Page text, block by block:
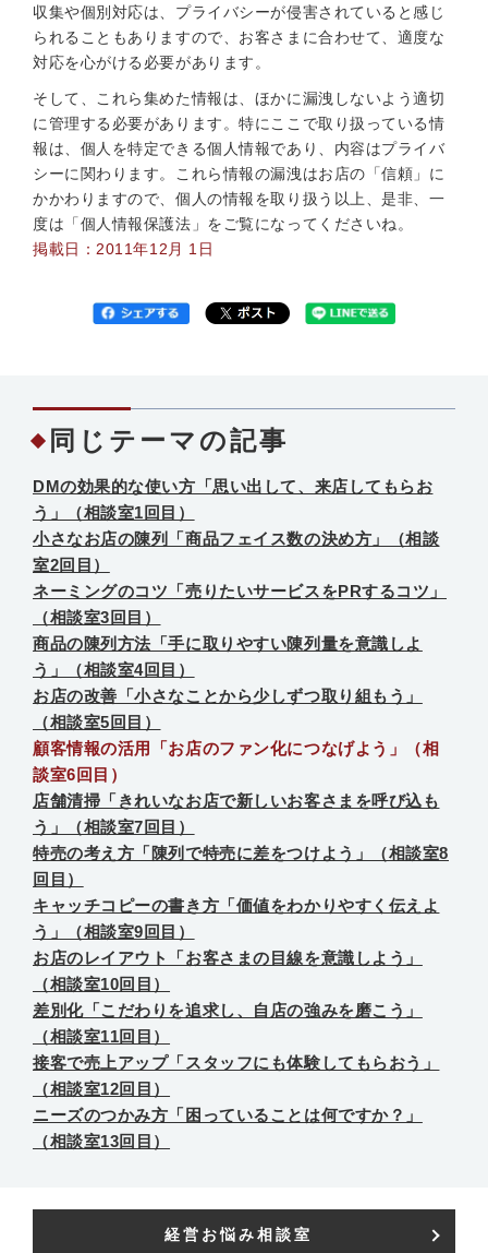
収集や個別対応は、プライバシーが侵害されていると感じ
られることもありますので、お客さまに合わせて、適度な
対応を心がける必要があります。
そして、これら集めた情報は、ほかに漏洩しないよう適切
に管理する必要があります。特にここで取り扱っている情
報は、個人を特定できる個人情報であり、内容はプライバ
シーに関わります。これら情報の漏洩はお店の「信頼」に
かかわりますので、個人の情報を取り扱う以上、是非、一
度は「個人情報保護法」をご覧になってくださいね。
掲載日：2011年12月 1日
同じテーマの記事
DMの効果的な使い方「思い出して、来店してもらお
う」（相談室1回目）
小さなお店の陳列「商品フェイス数の決め方」（相談
室2回目）
ネーミングのコツ「売りたいサービスをPRするコツ」
（相談室3回目）
商品の陳列方法「手に取りやすい陳列量を意識しよ
う」（相談室4回目）
お店の改善「小さなことから少しずつ取り組もう」
（相談室5回目）
顧客情報の活用「お店のファン化につなげよう」（相
談室6回目）
店舗清掃「きれいなお店で新しいお客さまを呼び込も
う」（相談室7回目）
特売の考え方「陳列で特売に差をつけよう」（相談室8
回目）
キャッチコピーの書き方「価値をわかりやすく伝えよ
う」（相談室9回目）
お店のレイアウト「お客さまの目線を意識しよう」
（相談室10回目）
差別化「こだわりを追求し、自店の強みを磨こう」
（相談室11回目）
接客で売上アップ「スタッフにも体験してもらおう」
（相談室12回目）
ニーズのつかみ方「困っていることは何ですか？」
（相談室13回目）
経営お悩み相談室​